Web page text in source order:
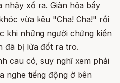
nhảy xổ ra. Giàn hỏa bấy
vừa kêu "Cha! Cha!" rồi
khi những người chứng kiến
đã bị lửa đốt ra tro.
cau có, suy nghĩ xem phải
nghe tiếng động ở bên